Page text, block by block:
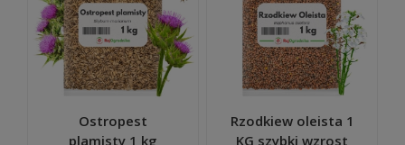
Ostropest
plamisty 1 kg
Rzodkiew oleista 1
KG szybki wzrost